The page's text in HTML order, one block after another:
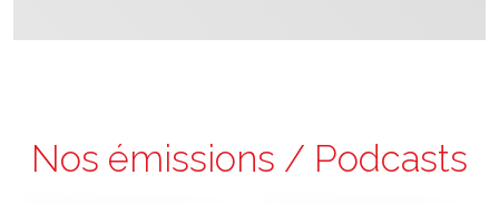
Nos émissions / Podcasts